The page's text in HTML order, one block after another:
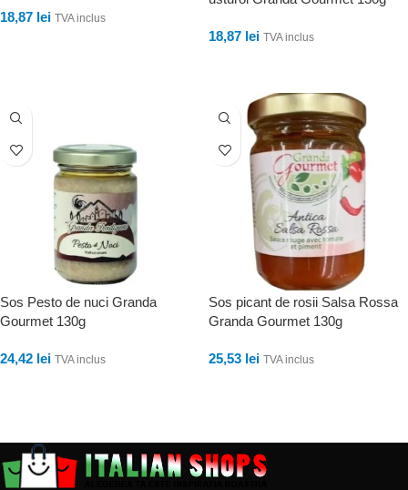
18,87 lei TVA inclus
18,87 lei TVA inclus
Sos Pesto de nuci Granda
Gourmet 130g
24,42 lei TVA inclus
Sos picant de rosii Salsa Rossa
Granda Gourmet 130g
25,53 lei TVA inclus